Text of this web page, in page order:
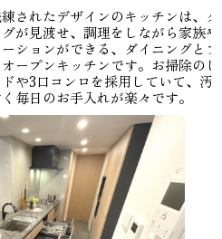
されたデザインのキッチンは、ダ
が見渡せ、調理をしながら家族や
ションができる、ダイニングとフ
ープンキッチンです。お掃除のし
や3口コンロを採用していて、汚
毎日のお手入れが楽々です。